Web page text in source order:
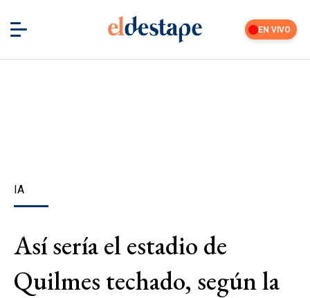
EN VIVO
IA
Así sería el estadio de
Quilmes techado, según la